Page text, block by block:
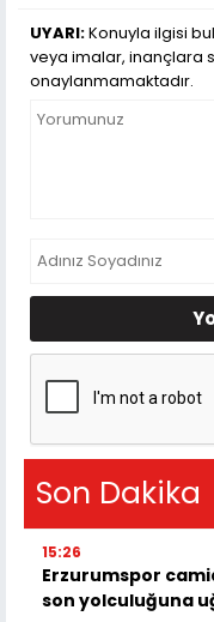
UYARI:Konuyla ilgisi
veya imalar, inançlara
onaylanmamaktadır.
Son Dakika
15:26
Erzurumspor
son yolculuğuna